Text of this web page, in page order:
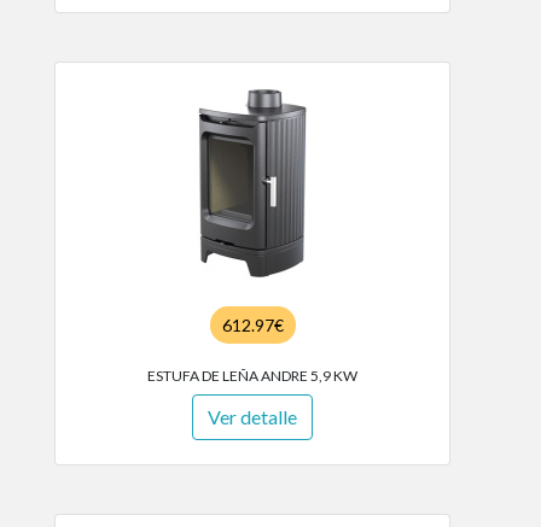
612.97€
ESTUFA DE LEÑA ANDRE 5,9 KW
Ver detalle